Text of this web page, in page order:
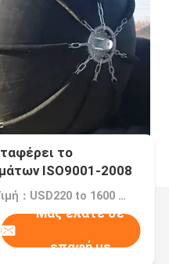
το
ISO9001-2008
Τιμή：USD220 to 1600 Per Piece
Μας ελάτε σε
επαφή με